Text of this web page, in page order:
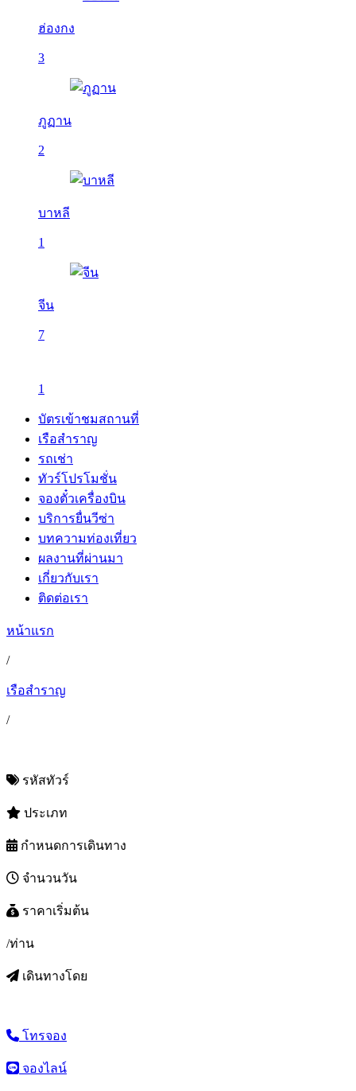
ฮ่องกง
3
ภูฏาน
2
บาหลี
1
จีน
7
1
บัตรเข้าชมสถานที่
เรือสำราญ
รถเช่า
ทัวร์โปรโมชั่น
จองตั๋วเครื่องบิน
บริการยื่นวีซ่า
บทความท่องเที่ยว
ผลงานที่ผ่านมา
เกี่ยวกับเรา
ติดต่อเรา
หน้าแรก
/
เรือสำราญ
/
รหัสทัวร์
ประเภท
กำหนดการเดินทาง
จำนวนวัน
ราคาเริ่มต้น
/ท่าน
เดินทางโดย
โทรจอง
จองไลน์